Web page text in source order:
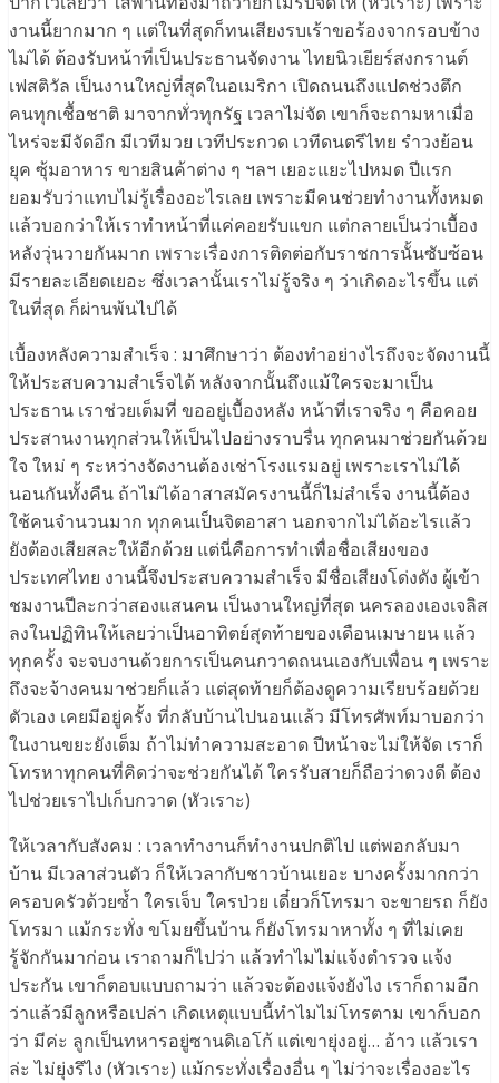
งานนี้ยากมาก ๆ แต่ในที่สุดก็ทนเสียงรบเร้าขอร้องจากรอบข้าง
ไม่ได้ ต้องรับหน้าที่เป็นประธานจัดงาน ไทยนิวเยียร์สงกรานต์
เฟสติวัล เป็นงานใหญ่ที่สุดในอเมริกา เปิดถนนถึงแปดช่วงตึก
คนทุกเชื้อชาติ มาจากทั่วทุกรัฐ เวลาไม่จัด เขาก็จะถามหาเมื่อ
ไหร่จะมีจัดอีก มีเวทีมวย เวทีประกวด เวทีดนตรีไทย รำวงย้อน
ยุค ซุ้มอาหาร ขายสินค้าต่าง ๆ ฯลฯ เยอะแยะไปหมด ปีแรก
ยอมรับว่าแทบไม่รู้เรื่องอะไรเลย เพราะมีคนช่วยทำงานทั้งหมด
แล้วบอกว่าให้เราทำหน้าที่แค่คอยรับแขก แต่กลายเป็นว่าเบื้อง
หลังวุ่นวายกันมาก เพราะเรื่องการติดต่อกับราชการนั้นซับซ้อน
มีรายละเอียดเยอะ ซึ่งเวลานั้นเราไม่รู้จริง ๆ ว่าเกิดอะไรขึ้น แต่
ในที่สุด ก็ผ่านพ้นไปได้
เบื้องหลังความสำเร็จ : มาศึกษาว่า ต้องทำอย่างไรถึงจะจัดงานนี้
ให้ประสบความสำเร็จได้ หลังจากนั้นถึงแม้ใครจะมาเป็น
ประธาน เราช่วยเต็มที่ ขออยู่เบื้องหลัง หน้าที่เราจริง ๆ คือคอย
ประสานงานทุกส่วนให้เป็นไปอย่างราบรื่น ทุกคนมาช่วยกันด้วย
ใจ ใหม่ ๆ ระหว่างจัดงานต้องเช่าโรงแรมอยู่ เพราะเราไม่ได้
นอนกันทั้งคืน ถ้าไม่ได้อาสาสมัครงานนี้ก็ไม่สำเร็จ งานนี้ต้อง
ใช้คนจำนวนมาก ทุกคนเป็นจิตอาสา นอกจากไม่ได้อะไรแล้ว
ยังต้องเสียสละให้อีกด้วย แต่นี่คือการทำเพื่อชื่อเสียงของ
ประเทศไทย งานนี้จึงประสบความสำเร็จ มีชื่อเสียงโด่งดัง ผู้เข้า
ชมงานปีละกว่าสองแสนคน เป็นงานใหญ่ที่สุด นครลองเองเจลิส
ลงในปฏิทินให้เลยว่าเป็นอาทิตย์สุดท้ายของเดือนเมษายน แล้ว
ทุกครั้ง จะจบงานด้วยการเป็นคนกวาดถนนเองกับเพื่อน ๆ เพราะ
ถึงจะจ้างคนมาช่วยก็แล้ว แต่สุดท้ายก็ต้องดูความเรียบร้อยด้วย
ตัวเอง เคยมีอยู่ครั้ง ที่กลับบ้านไปนอนแล้ว มีโทรศัพท์มาบอกว่า
ในงานขยะยังเต็ม ถ้าไม่ทำความสะอาด ปีหน้าจะไม่ให้จัด เราก็
โทรหาทุกคนที่คิดว่าจะช่วยกันได้ ใครรับสายก็ถือว่าดวงดี ต้อง
ไปช่วยเราไปเก็บกวาด (หัวเราะ)
ให้เวลากับสังคม : เวลาทำงานก็ทำงานปกติไป แต่พอกลับมา
บ้าน มีเวลาส่วนตัว ก็ให้เวลากับชาวบ้านเยอะ บางครั้งมากกว่า
ครอบครัวด้วยซ้ำ ใครเจ็บ ใครป่วย เดี๋ยวก็โทรมา จะขายรถ ก็ยัง
โทรมา แม้กระทั่ง ขโมยขึ้นบ้าน ก็ยังโทรมาหาทั้ง ๆ ที่ไม่เคย
รู้จักกันมาก่อน เราถามก็ไปว่า แล้วทำไมไม่แจ้งตำรวจ แจ้ง
ประกัน เขาก็ตอบแบบถามว่า แล้วจะต้องแจ้งยังไง เราก็ถามอีก
ว่าแล้วมีลูกหรือเปล่า เกิดเหตุแบบนี้ทำไมไม่โทรตาม เขาก็บอก
ว่า มีค่ะ ลูกเป็นทหารอยู่ซานดิเอโก้ แต่เขายุ่งอยู่… อ้าว แล้วเรา
ล่ะ ไม่ยุ่งรึไง (หัวเราะ) แม้กระทั่งเรื่องอื่น ๆ ไม่ว่าจะเรื่องอะไร